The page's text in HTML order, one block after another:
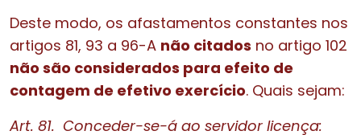
Deste modo, os afastamentos constantes nos
artigos 81, 93 a 96-A não citados no artigo 102
não são considerados para efeito de
contagem de efetivo exercício. Quais sejam:
Art. 81. Conceder-se-á ao servidor licença: